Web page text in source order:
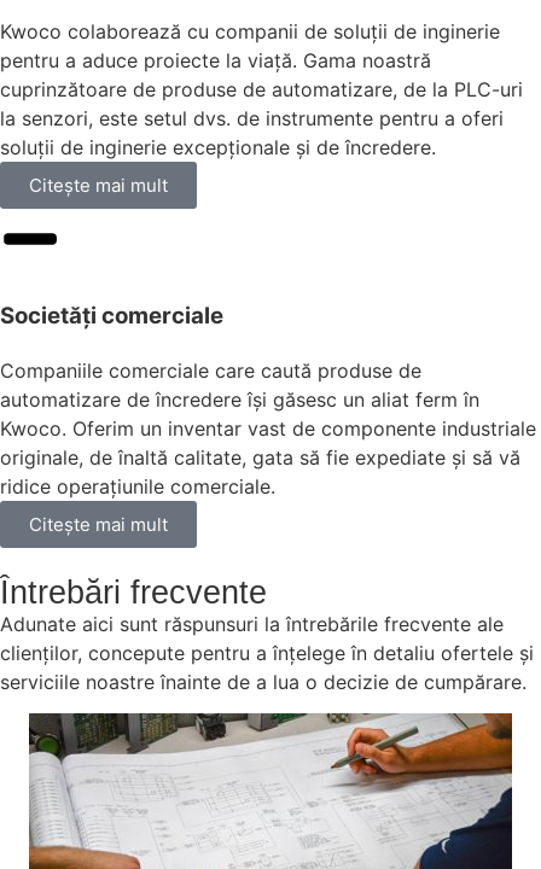
Kwoco colaborează cu companii de soluții de inginerie
pentru a aduce proiecte la viață. Gama noastră
cuprinzătoare de produse de automatizare, de la PLC-uri
la senzori, este setul dvs. de instrumente pentru a oferi
soluții de inginerie excepționale și de încredere.
Citeşte mai mult
Societăți comerciale
Companiile comerciale care caută produse de
automatizare de încredere își găsesc un aliat ferm în
Kwoco. Oferim un inventar vast de componente industriale
originale, de înaltă calitate, gata să fie expediate și să vă
ridice operațiunile comerciale.
Citeşte mai mult
Întrebări frecvente
Adunate aici sunt răspunsuri la întrebările frecvente ale
clienților, concepute pentru a înțelege în detaliu ofertele și
serviciile noastre înainte de a lua o decizie de cumpărare.